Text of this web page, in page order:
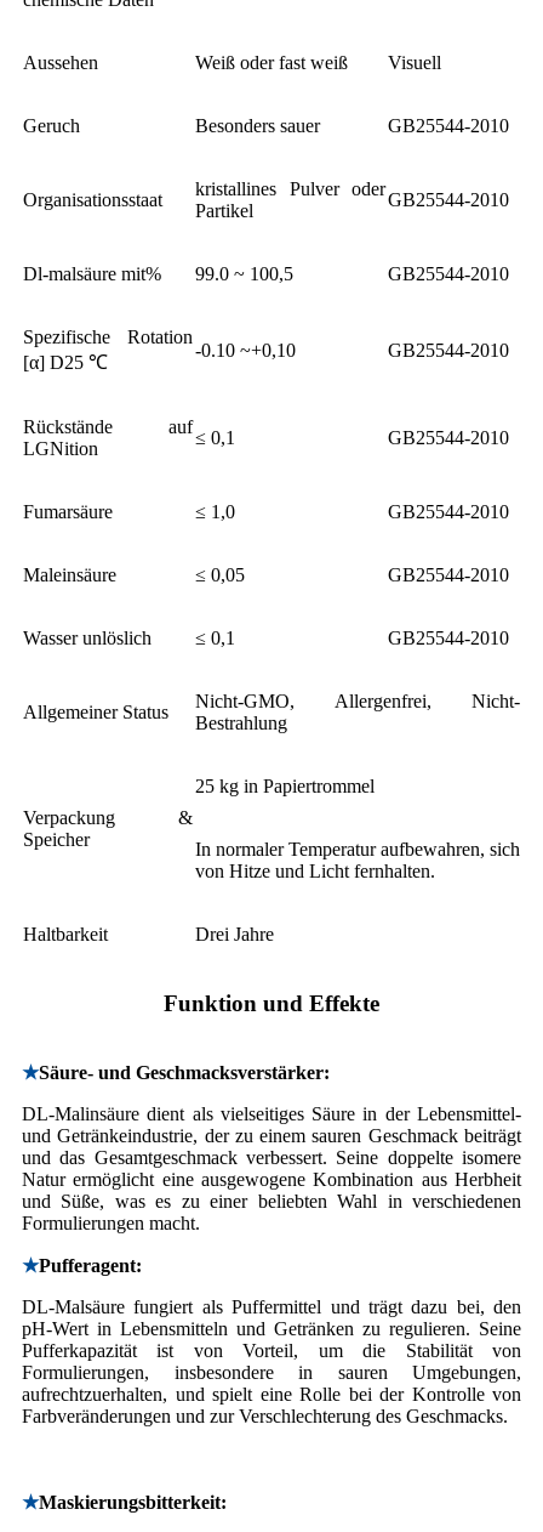
Aussehen Weiß oder fast weiß Visuell
Geruch Besonders sauer GB25544-2010
Organisationsstaat
kristallines Pulver oder
Partikel
GB25544-2010
Dl-malsäure mit% 99.0 ~ 100,5 GB25544-2010
Spezifische Rotation
[α] D25 ℃
-0.10 ~+0,10 GB25544-2010
Rückstände auf
LGNition
≤ 0,1 GB25544-2010
Fumarsäure ≤ 1,0 GB25544-2010
Maleinsäure ≤ 0,05 GB25544-2010
Wasser unlöslich ≤ 0,1 GB25544-2010
Allgemeiner Status
Nicht-GMO, Allergenfrei, Nicht-
Bestrahlung
Verpackung &
Speicher
25 kg in Papiertrommel
In normaler Temperatur aufbewahren, sich
von Hitze und Licht fernhalten.
Haltbarkeit Drei Jahre
Funktion und Effekte
★Säure- und Geschmacksverstärker:
DL-Malinsäure dient als vielseitiges Säure in der Lebensmittel-
und Getränkeindustrie, der zu einem sauren Geschmack beiträgt
und das Gesamtgeschmack verbessert. Seine doppelte isomere
Natur ermöglicht eine ausgewogene Kombination aus Herbheit
und Süße, was es zu einer beliebten Wahl in verschiedenen
Formulierungen macht.
★Pufferagent:
DL-Malsäure fungiert als Puffermittel und trägt dazu bei, den
pH-Wert in Lebensmitteln und Getränken zu regulieren. Seine
Pufferkapazität ist von Vorteil, um die Stabilität von
Formulierungen, insbesondere in sauren Umgebungen,
aufrechtzuerhalten, und spielt eine Rolle bei der Kontrolle von
Farbveränderungen und zur Verschlechterung des Geschmacks.
★Maskierungsbitterkeit: